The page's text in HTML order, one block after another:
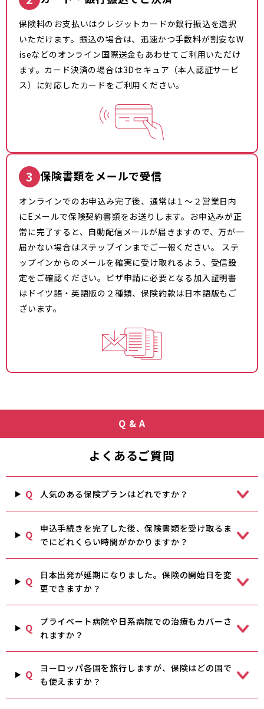
保険料のお支払いはクレジットカードか銀行振込を選択
いただけます。振込の場合は、迅速かつ手数料が割安なW
iseなどのオンライン国際送金もあわせてご利用いただけ
ます。カード決済の場合は3Dセキュア（本人認証サービ
ス）に対応したカードをご利用ください。
3 保険書類をメールで受信
オンラインでのお申込み完了後、通常は１～２営業日内
にEメールで保険契約書類をお送りします。お申込みが正
常に完了すると、自動配信メールが届きますので、万が一
届かない場合はステップインまでご一報ください。 ステ
ップインからのメールを確実に受け取れるよう、受信設
定をご確認ください。ビザ申請に必要となる加入証明書
はドイツ語・英語版の２種類、保険約款は日本語版もご
ざいます。
Q & A
よくあるご質問
Q 人気のある保険プランはどれですか？
Q
申込手続きを完了した後、保険書類を受け取るま
でにどれくらい時間がかかりますか？
Q
日本出発が延期になりました。保険の開始日を変
更できますか？
Q
プライベート病院や日系病院での治療もカバーさ
れますか？
Q
ヨーロッパ各国を旅行しますが、保険はどの国で
も使えますか？